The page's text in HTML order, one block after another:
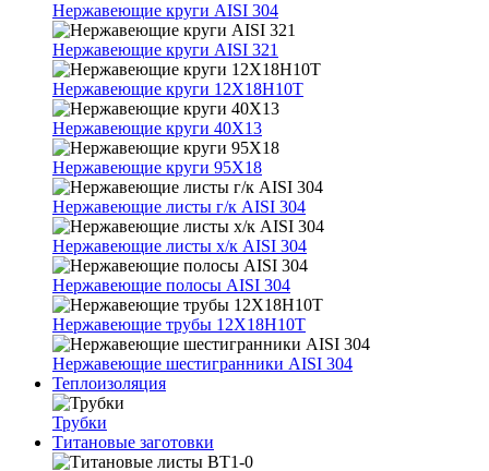
Нержавеющие круги AISI 304
Нержавеющие круги AISI 321
Нержавеющие круги 12Х18Н10Т
Нержавеющие круги 40Х13
Нержавеющие круги 95Х18
Нержавеющие листы г/к AISI 304
Нержавеющие листы х/к AISI 304
Нержавеющие полосы AISI 304
Нержавеющие трубы 12Х18Н10Т
Нержавеющие шестигранники AISI 304
Теплоизоляция
Трубки
Титановые заготовки